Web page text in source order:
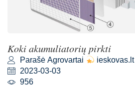
Koki akumuliatorių pirkti
Parašė Agrovartai
ieskovas.lt
2023-03-03
956